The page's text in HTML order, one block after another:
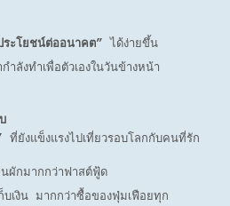
ระโยชน์ต่ออนาคต” ได้ง่ายขึ้น
ำลังทำเพื่อตัวเองในวันข้างหน้า
ที่ยังแข็งแรงไปเที่ยวรอบโลกกับคนที่รัก
ผักมากกว่าฟาสต์ฟู้ด
เงิน มากกว่าซื้อของฟุ่มเฟือยทุก